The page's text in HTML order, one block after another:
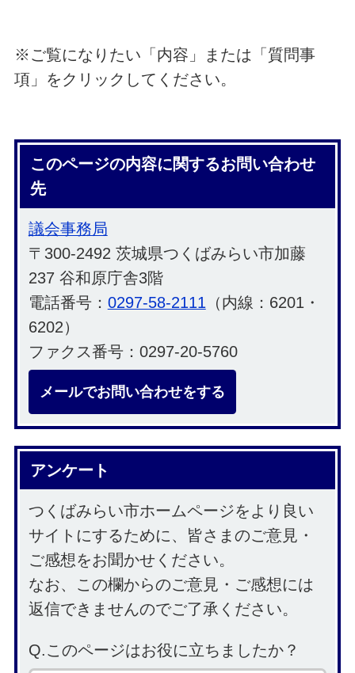
※ご覧になりたい「内容」または「質問事
項」をクリックしてください。
このページの内容に関するお問い合わせ
先
議会事務局
〒300-2492 茨城県つくばみらい市加藤
237 谷和原庁舎3階
電話番号： 0297-58-2111 （内線：6201・
6202）
ファクス番号：0297-20-5760
メールでお問い合わせをする
アンケート
つくばみらい市ホームページをより良い
サイトにするために、皆さまのご意見・
ご感想をお聞かせください。
なお、この欄からのご意見・ご感想には
返信できませんのでご了承ください。
Q.このページはお役に立ちましたか？